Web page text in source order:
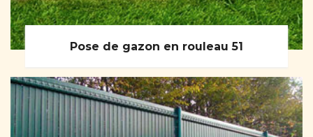
Pose de gazon en rouleau 51